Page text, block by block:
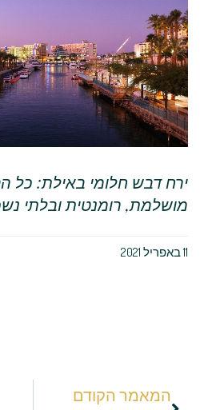
ירח דבש חלומי באילת: כל
מושלמת, רומנטית ובלתי
המאמר הקודם